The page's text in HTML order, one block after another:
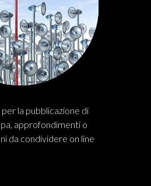
la pubblicazione di
approfondimenti o
da condividere on line